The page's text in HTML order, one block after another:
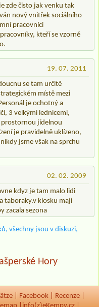
zde čisto jak venku tak
nový vnitřek sociálního
pracovníci
kteří se vzorně
19. 07. 2011
se tam určitě
místě mezi
je ochotný a
3 velkými lednicemi,
prostornou jídelnou
je pravidelně uklízeno,
jsme však na sprchu
02. 02. 2009
kdyz je tam malo lidi
taboraky.v kiosku maji
zacala sezona
všechny jsou v diskuzi,
Hory
Facebook Recenze
info(z)eKempy.cz |